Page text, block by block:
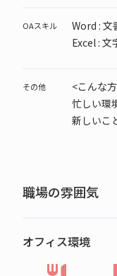
OAスキル
Word : 文
Excel : 文
その他
<こんな
忙しい環
新しいこ
職場の雰囲気
オフィス環境